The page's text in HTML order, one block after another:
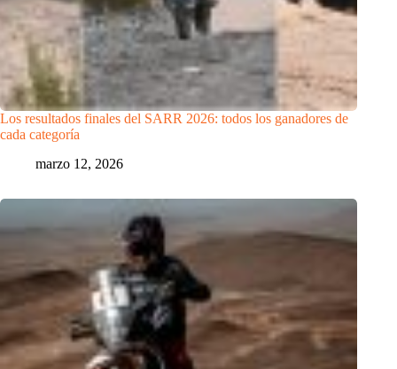
Los resultados finales del SARR 2026: todos los ganadores de
cada categoría
marzo 12, 2026